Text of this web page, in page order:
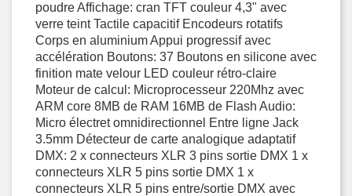
poudre Affichage: cran TFT couleur 4,3" avec
verre teint Tactile capacitif Encodeurs rotatifs
Corps en aluminium Appui progressif avec
accélération Boutons: 37 Boutons en silicone avec
finition mate velour LED couleur rétro-claire
Moteur de calcul: Microprocesseur 220Mhz avec
ARM core 8MB de RAM 16MB de Flash Audio:
Micro électret omnidirectionnel Entre ligne Jack
3.5mm Détecteur de carte analogique adaptatif
DMX: 2 x connecteurs XLR 3 pins sortie DMX 1 x
connecteurs XLR 5 pins sortie DMX 1 x
connecteurs XLR 5 pins entre/sortie DMX avec